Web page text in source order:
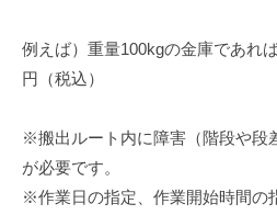
例えば）重量100kgの金庫であれ
円（税込）
※搬出ルート内に障害（階段や段
が必要です。
※作業日の指定、作業開始時間の